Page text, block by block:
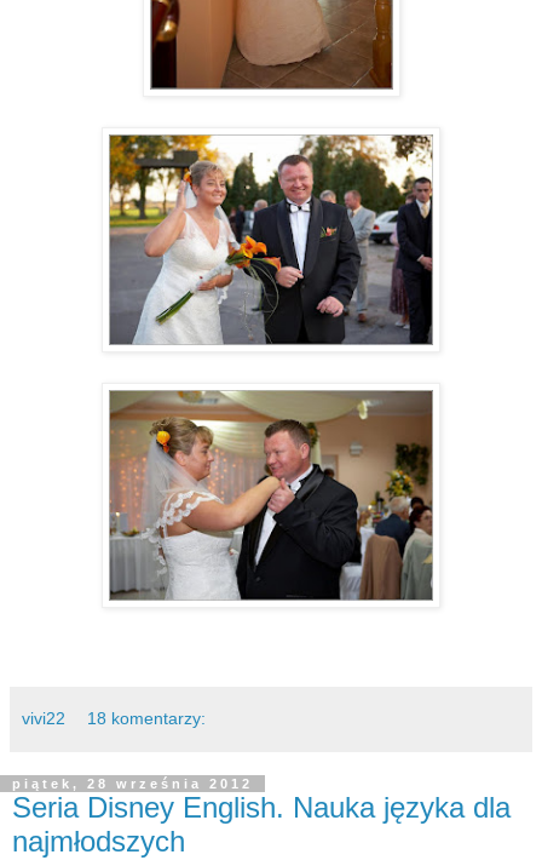
vivi22 18 komentarzy:
piątek, 28 września 2012
Seria Disney English. Nauka języka dla
najmłodszych